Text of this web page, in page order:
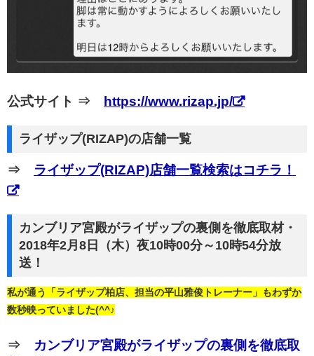
公式サイト ⇒ https://www.rizap.jp/
ライザップ(RIZAP)の店舗一覧
⇒ ライザップ(RIZAP)店舗一覧検索はコチラ！
カンブリア宮殿がライザップの裏側を徹底取材・
2018年2月8日（木）夜10時00分～10時54分放
送！
私が通う「ライザップ柏店、担当の平山雅俊トレーナー」もわずか
数秒映っていました(^^♪
⇒ カンブリア宮殿がライザップの裏側を徹底取